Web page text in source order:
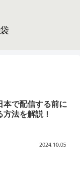
本で配信する前に
法を解説！
2024.10.05